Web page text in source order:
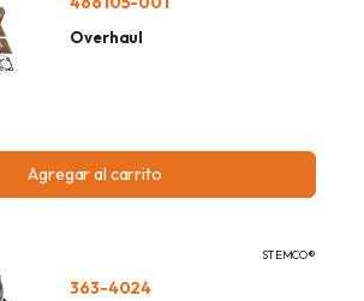
Overhaul
Agregar al carrito
STEMCO®
363-4024